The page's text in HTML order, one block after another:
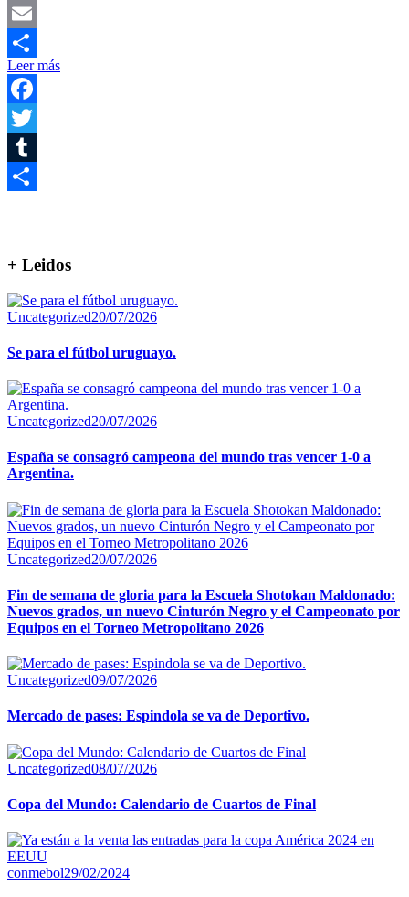
Mastodon
Email
Compartir
Leer más
Facebook
Twitter
Tumblr
+ Leidos
Uncategorized20/07/2026
Se para el fútbol uruguayo.
Uncategorized20/07/2026
España se consagró campeona del mundo tras vencer 1-0 a
Argentina.
Uncategorized20/07/2026
Fin de semana de gloria para la Escuela Shotokan Maldonado:
Nuevos grados, un nuevo Cinturón Negro y el Campeonato por
Equipos en el Torneo Metropolitano 2026
Uncategorized09/07/2026
Mercado de pases: Espindola se va de Deportivo.
Uncategorized08/07/2026
Copa del Mundo: Calendario de Cuartos de Final
conmebol29/02/2024